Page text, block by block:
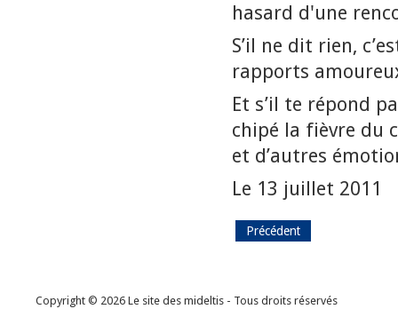
hasard d'une
S’il ne dit rien,
rapports
Et s’il te répond
chipé la fièvre du
et d’autres
Le 13 juillet 2011
Précédent
Copyright © 2026 Le site des mideltis - Tous droits réservés